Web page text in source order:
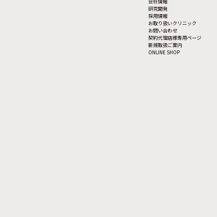
研究開発
採用情報
お取り扱いクリニック
お問い合わせ
契約代理店様専用ページ
新規取扱ご案内
ONLINE SHOP